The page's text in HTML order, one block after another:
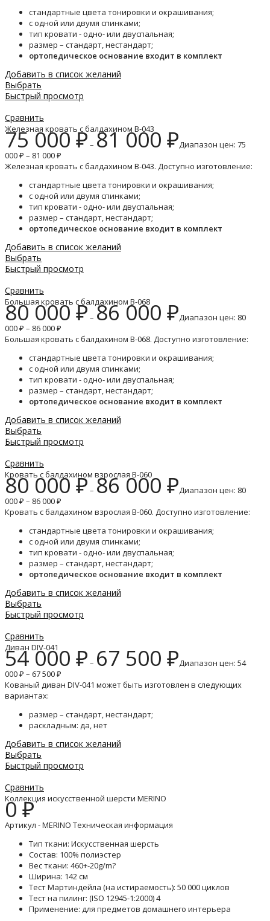
стандартные цвета тонировки и окрашивания;
с одной или двумя спинками;
тип кровати - одно- или двуспальная;
размер – стандарт, нестандарт;
ортопедическое основание входит в комплект
Добавить в список желаний
Выбрать
Быстрый просмотр
Сравнить
Железная кровать с балдахином B-043
75 000₽– 81 000 ₽Диапазон цен: 75
000 ₽ – 81 000 ₽
Железная кровать с балдахином B-043. Доступно изготовление:
стандартные цвета тонировки и окрашивания;
с одной или двумя спинками;
тип кровати - одно- или двуспальная;
размер – стандарт, нестандарт;
ортопедическое основание входит в комплект
Добавить в список желаний
Выбрать
Быстрый просмотр
Сравнить
Большая кровать с балдахином B-068
80 000₽– 86 000 ₽Диапазон цен: 80
000 ₽ – 86 000 ₽
Большая кровать с балдахином B-068. Доступно изготовление:
стандартные цвета тонировки и окрашивания;
с одной или двумя спинками;
тип кровати - одно- или двуспальная;
размер – стандарт, нестандарт;
ортопедическое основание входит в комплект
Добавить в список желаний
Выбрать
Быстрый просмотр
Сравнить
Кровать с балдахином взрослая B-060
80 000₽– 86 000 ₽Диапазон цен: 80
000 ₽ – 86 000 ₽
Кровать с балдахином взрослая B-060. Доступно изготовление:
стандартные цвета тонировки и окрашивания;
с одной или двумя спинками;
тип кровати - одно- или двуспальная;
размер – стандарт, нестандарт;
ортопедическое основание входит в комплект
Добавить в список желаний
Выбрать
Быстрый просмотр
Сравнить
Диван DIV-041
54 000 ₽ – 67 500 ₽Диапазон цен: 54
000 ₽ – 67 500 ₽
Кованый диван DIV-041 может быть изготовлен в следующих
вариантах:
размер – стандарт, нестандарт;
раскладным: да, нет
Добавить в список желаний
Выбрать
Быстрый просмотр
Сравнить
Коллекция искусственной шерсти MERINO
0₽
Артикул - MERINO Техническая информация
Тип ткани: Искусственная шерсть
Состав: 100% полиэстер
Вес ткани: 460+-20g/m?
Ширина: 142 см
Тест Мартиндейла (на истираемость): 50 000 циклов
Тест на пилинг: (ISO 12945-1:2000) 4
Применение: для предметов домашнего интерьера